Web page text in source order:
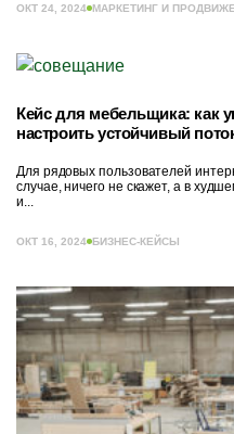
ОКТ 24, 2024 МАРКЕТИНГ И
Кейс для мебельщика: как
настроить устойчивый
Для рядовых пользователей
случае, ничего не скажет, а в
и...
ОКТ 16, 2024 БИЗНЕС-КЕЙСЫ